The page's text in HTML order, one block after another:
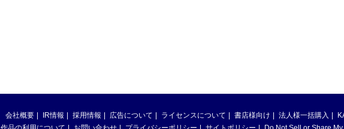
会社概要 IR情報 採用情報 広告について ライセンスについて 書店様向け 法人様一括購入